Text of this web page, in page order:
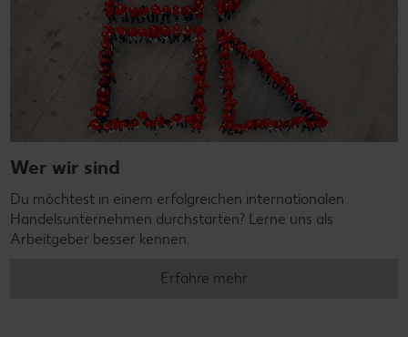
Wer wir sind
Du möchtest in einem erfolgreichen internationalen
Handelsunternehmen durchstarten? Lerne uns als
Arbeitgeber besser kennen.
Erfahre mehr